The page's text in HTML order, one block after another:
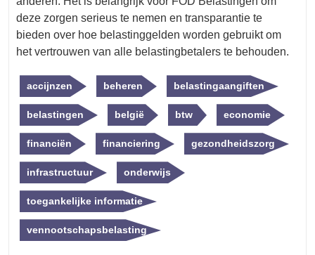
deze zorgen serieus te nemen en transparantie te
bieden over hoe belastinggelden worden gebruikt om
het vertrouwen van alle belastingbetalers te behouden.
accijnzen beheren belastingaangiften
belastingen belgië btw economie
financiën financiering gezondheidszorg
infrastructuur onderwijs
toegankelijke informatie
vennootschapsbelasting